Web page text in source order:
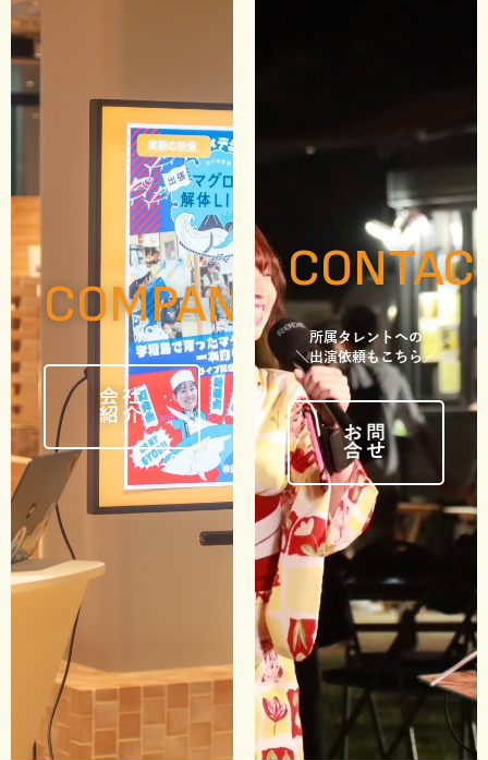
COMPANY
会社
紹介
所属タレントへの
＼出演依頼もこちら／
お問
合せ